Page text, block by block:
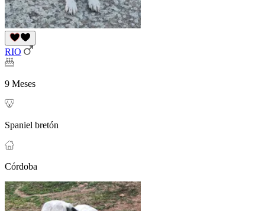
RIO
9 Meses
Spaniel bretón
Córdoba